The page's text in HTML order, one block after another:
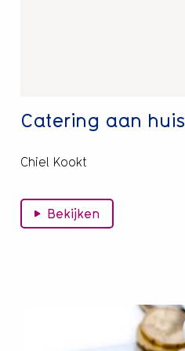
Catering aan huis
Chiel Kookt
Bekijken